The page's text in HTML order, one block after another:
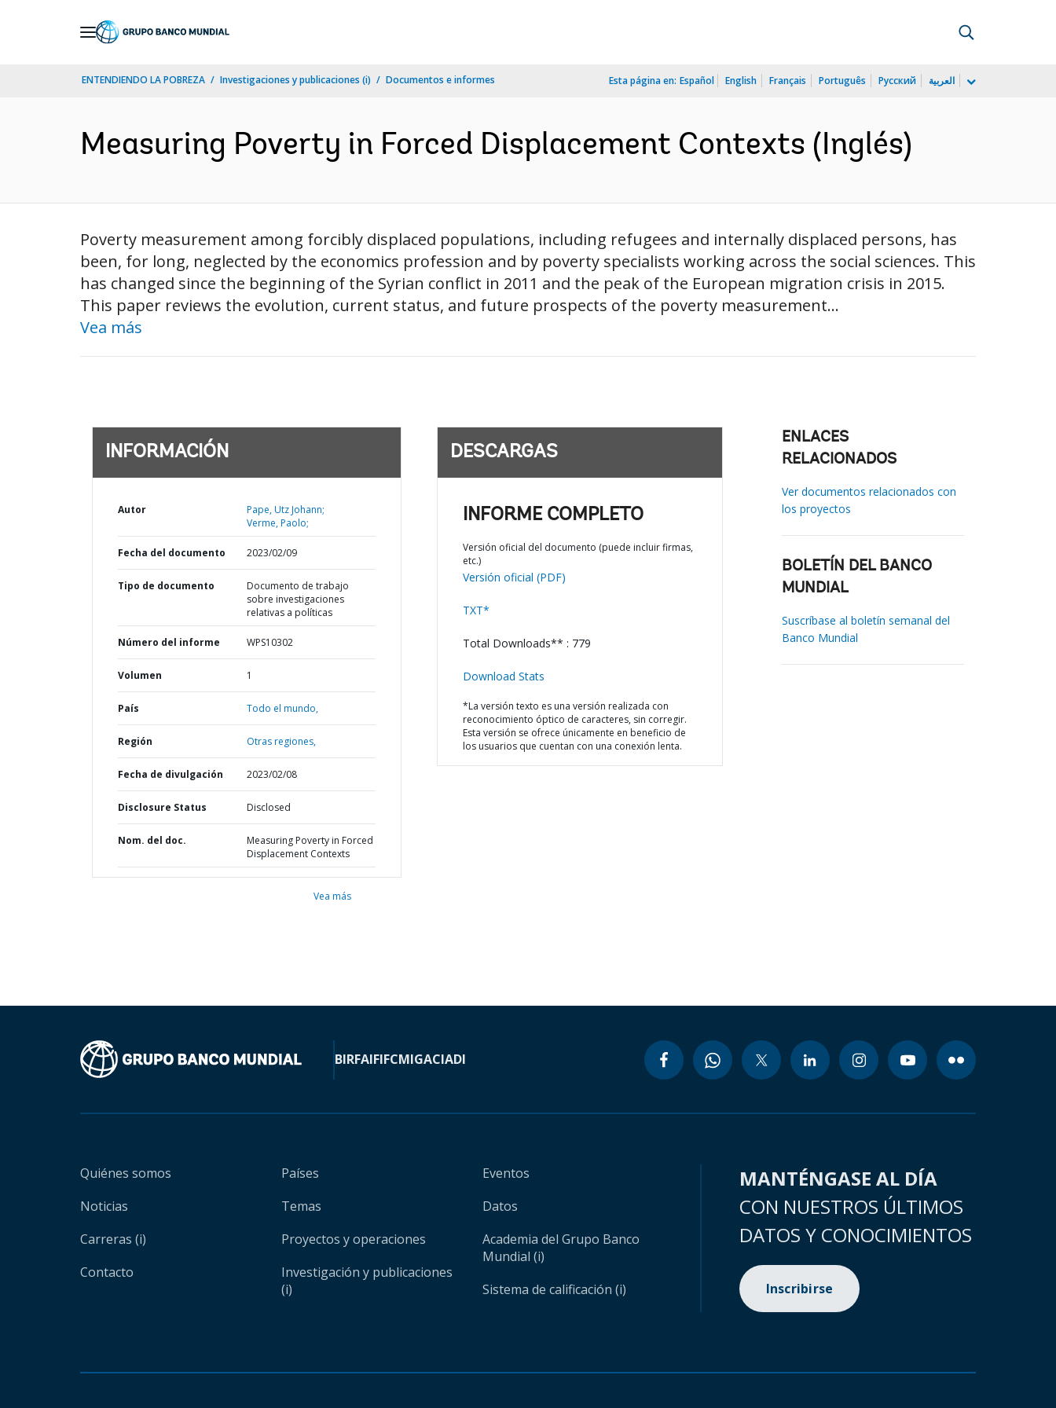
ENTENDIENDO LA POBREZA Investigaciones y publicaciones (i) Documentos e informes Esta página en: Español English Français Português Русский العربية
Measuring Poverty in Forced Displacement Contexts (Inglés)
Poverty measurement among forcibly displaced populations, including refugees and internally displaced persons, has
been, for long, neglected by the economics profession and by poverty specialists working across the social sciences. This
has changed since the beginning of the Syrian conflict in 2011 and the peak of the European migration crisis in 2015.
This paper reviews the evolution, current status, and future prospects of the poverty measurement...
Vea más
INFORMACIÓN
Autor
Pape, Utz Johann;
Verme, Paolo;
Fecha del documento 2023/02/09
Tipo de documento
Documento de trabajo
sobre investigaciones
relativas a políticas
Número del informe WPS10302
Volumen 1
País Todo el mundo,
Región Otras regiones,
Fecha de divulgación 2023/02/08
Disclosure Status Disclosed
Nom. del doc.
Measuring Poverty in Forced
Displacement Contexts
Vea más
DESCARGAS
INFORME COMPLETO
Versión oficial del documento (puede incluir firmas,
etc.)
Versión oficial (PDF)
TXT*
Total Downloads** : 779
Download Stats
*La versión texto es una versión realizada con
reconocimiento óptico de caracteres, sin corregir.
Esta versión se ofrece únicamente en beneficio de
los usuarios que cuentan con una conexión lenta.
ENLACES
RELACIONADOS
Ver documentos relacionados con
los proyectos
BOLETÍN DEL BANCO
MUNDIAL
Suscríbase al boletín semanal del
Banco Mundial
BIRFAIFIFCMIGACIADI
Quiénes somos
Noticias
Carreras (i)
Contacto
Países
Temas
Proyectos y operaciones
Investigación y publicaciones
(i)
Eventos
Datos
Academia del Grupo Banco
Mundial (i)
Sistema de calificación (i)
MANTÉNGASE AL DÍA
CON NUESTROS ÚLTIMOS
DATOS Y CONOCIMIENTOS
Inscribirse